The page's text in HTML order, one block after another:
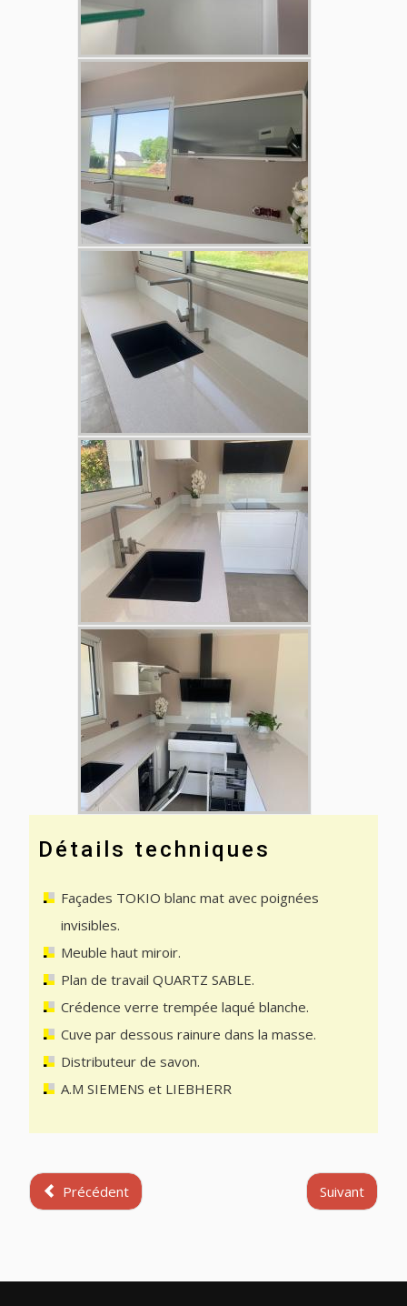
Détails techniques
Façades TOKIO blanc mat avec poignées
invisibles.
Meuble haut miroir.
Plan de travail QUARTZ SABLE.
Crédence verre trempée laqué blanche.
Cuve par dessous rainure dans la masse.
Distributeur de savon.
A.M SIEMENS et LIEBHERR
Précédent Suivant